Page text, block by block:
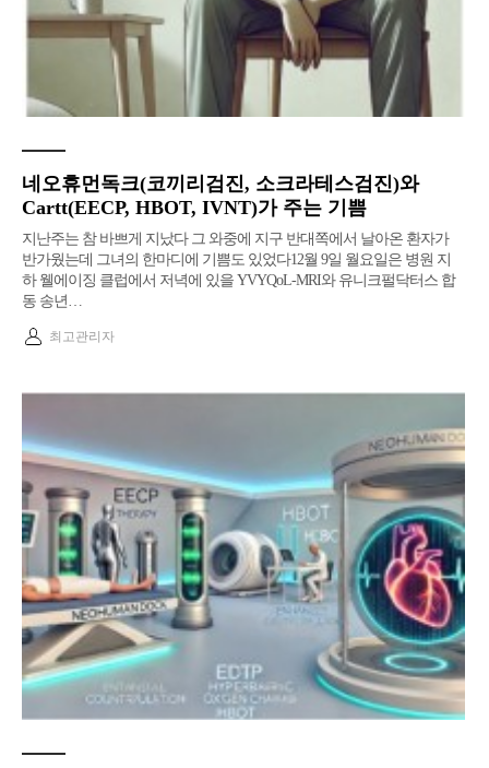
네오휴먼독크(코끼리검진, 소크라테스검진)와
Cartt(EECP, HBOT, IVNT)가 주는 기쁨
지난주는 참 바쁘게 지났다 그 와중에 지구 반대쪽에서 날아온 환자가
반가웠는데 그녀의 한마디에 기쁨도 있었다12월 9일 월요일은 병원 지
하 웰에이징 클럽에서 저녁에 있을 YVYQoL-MRI와 유니크펄닥터스 합
동 송년…
최고관리자